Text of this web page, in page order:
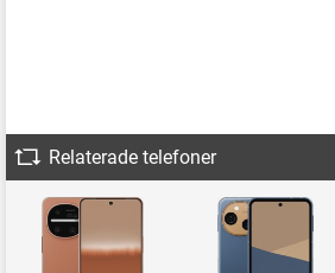
Relaterade telefoner